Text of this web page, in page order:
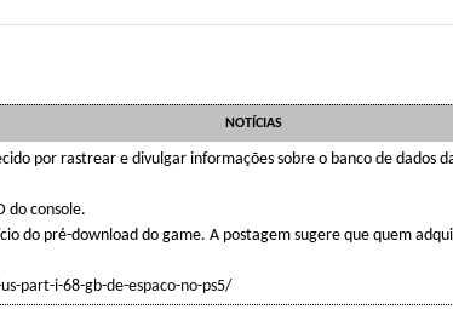
NOTÍCIAS
por rastrear e divulgar informações sobre o banco de dados
do console.
do pré-download do game. A postagem sugere que quem
part-i-68-gb-de-espaco-no-ps5/